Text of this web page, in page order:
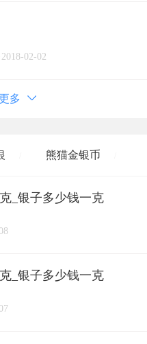
2018-02-02
多
熊猫金银币
城币 / 老凤祥
亚一金店 黄金
_银子多少钱一克
_银子多少钱一克